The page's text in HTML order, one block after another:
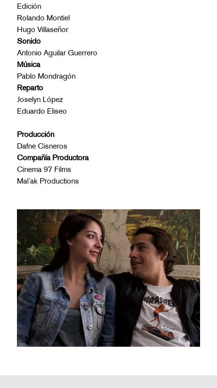
Edición
Rolando Montiel
Hugo Villaseñor
Sonido
Antonio Aguilar Guerrero
Música
Pablo Mondragón
Reparto
Joselyn López
Eduardo Eliseo
Producción
Dafne Cisneros
Compañía Productora
Cinema 97 Films
Mal´ak Productions